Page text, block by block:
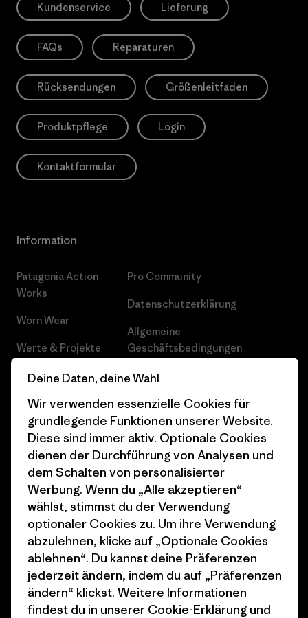
Kundenservice Lieferung
FAQs Reparaturen
Rücksendungen Größenleitfaden
Produktpflege Login
Kontaktformular
Information
Patagonia Action
Works
Worn Wear
Werte & Projekte
Progress Report
Business Unusual
Klimaziele
1% For The Planet
Wie wir finanzieren
Geschenkgutscheine
Stores in deiner Nähe
Pro Community
Datenschutzerklärung
Allgemeine
Geschäftsbedingungen
Cookie Einstellungen
Karriere
Pressekontakt
Industry program
Affiliate-Programm
Patagonia Schweiz
Seitenverzeichnis
Deine Daten, deine Wahl
Wir verwenden essenzielle Cookies für
grundlegende Funktionen unserer Website.
Diese sind immer aktiv. Optionale Cookies
dienen der Durchführung von Analysen und
dem Schalten von personalisierter
Werbung. Wenn du „Alle akzeptieren“
wählst, stimmst du der Verwendung
optionaler Cookies zu. Um ihre Verwendung
abzulehnen, klicke auf „Optionale Cookies
ablehnen“. Du kannst deine Präferenzen
jederzeit ändern, indem du auf „Präferenzen
ändern“ klickst. Weitere Informationen
findest du in unserer Cookie-Erklärung und